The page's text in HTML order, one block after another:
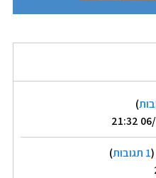
)
(1 תגובות
)